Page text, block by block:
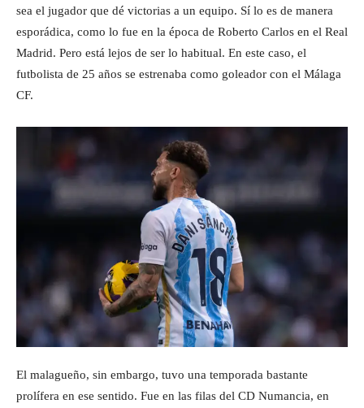
sea el jugador que dé victorias a un equipo. Sí lo es de manera
esporádica, como lo fue en la época de Roberto Carlos en el Real
Madrid. Pero está lejos de ser lo habitual. En este caso, el
futbolista de 25 años se estrenaba como goleador con el Málaga
CF.
El malagueño, sin embargo, tuvo una temporada bastante
prolífera en ese sentido. Fue en las filas del CD Numancia, en